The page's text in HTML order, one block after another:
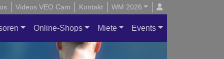
Videos VEO Cam Kontakt WM 2026
Online-Shops Miete Events